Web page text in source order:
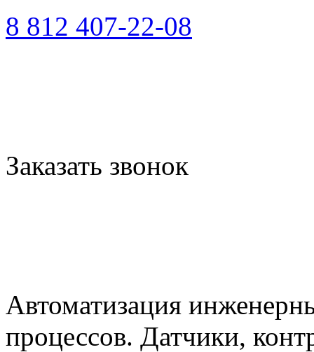
8 812 407-22-08
Заказать звонок
Автоматизация
процессов. Датчики,